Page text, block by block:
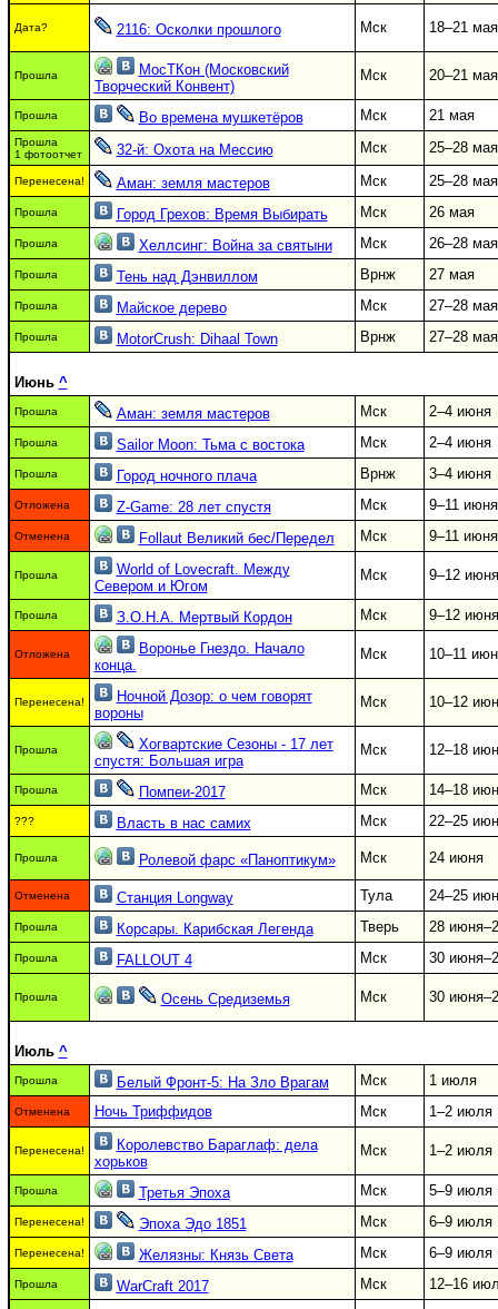
Дата? 2116: Осколки прошлого Мск 18–21 мая
Прошла
МосТКон (Московский
Творческий Конвент)
Мск 20–21 мая
Прошла Во времена мушкетёров Мск 21 мая
Прошла
1 фотоотчет
32-й: Охота на Мессию Мск 25–28 мая
Перенесена! Аман: земля мастеров Мск 25–28 мая
Прошла Город Грехов: Время Выбирать Мск 26 мая
Прошла Хеллсинг: Война за святыни Мск 26–28 мая
Прошла Тень над Дэнвиллом Врнж 27 мая
Прошла Майское дерево Мск 27–28 мая
Прошла MotorCrush: Dihaal Town Врнж 27–28 мая
Июнь ^
Прошла Аман: земля мастеров Мск 2–4 июня
Прошла Sailor Moon: Тьма с востока Мск 2–4 июня
Прошла Город ночного плача Врнж 3–4 июня
Отложена Z-Game: 28 лет спустя Мск 9–11 июня
Отменена Follaut Великий бес/Передел Мск 9–11 июня
Прошла
World of Lovecraft. Между
Севером и Югом
Мск 9–12 июня
Прошла З.О.Н.А. Мертвый Кордон Мск 9–12 июня
Отложена
Воронье Гнездо. Начало
конца.
Мск 10–11
Перенесена!
Ночной Дозор: о чем говорят
вороны
Мск 10–12
Прошла
Хогвартские Сезоны - 17 лет
спустя: Большая игра
Мск 12–18
Прошла Помпеи-2017 Мск 14–18
??? Власть в нас самих Мск 22–25
Прошла Ролевой фарс «Паноптикум» Мск 24 июня
Отменена Станция Longway Тула 24–25
Прошла Корсары. Карибская Легенда Тверь 28
Прошла FALLOUT 4 Мск 30
Прошла Осень Средиземья Мск 30
Июль ^
Прошла Белый Фронт-5: На Зло Врагам Мск 1 июля
Отменена Ночь Триффидов Мск 1–2 июля
Перенесена!
Королевство Бараглаф: дела
хорьков
Мск 1–2 июля
Прошла Третья Эпоха Мск 5–9 июля
Перенесена! Эпоха Эдо 1851 Мск 6–9 июля
Перенесена! Желязны: Князь Света Мск 6–9 июля
Прошла WarCraft 2017 Мск 12–16